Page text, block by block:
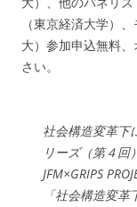
（東京経済大学）
大）参加申込無料
さい。
社会構造変革下
リーズ（第４回）
JFM×GRIPS
「社会構造変